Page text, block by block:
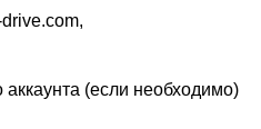
(если необходимо)